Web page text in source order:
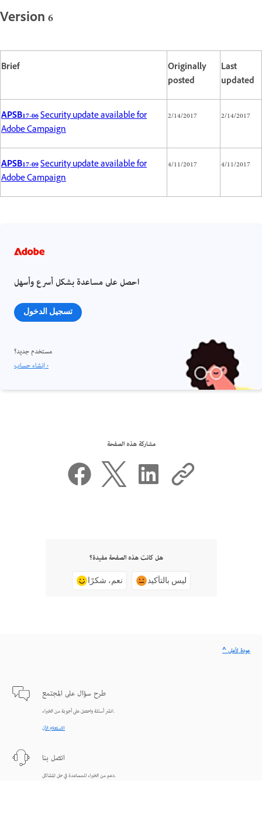
Version 6
Brief
Originally
posted
Last
updated
APSB17-06Security update available for
Adobe Campaign
2/14/2017 2/14/2017
APSB17-09Security update available for
Adobe Campaign
4/11/2017 4/11/2017
احصل على مساعدة بشكل أسرع وأسهل
تسجيل الدخول
مستخدم جديد؟
إنشاء حساب ›
مشاركة هذه الصفحة
هل كانت هذه الصفحة مفيدة؟
نعم، شكرًا ليس بالتأكيد
طرح سؤال على المجتمع
انشر أسئلة واحصل على أجوبة من الخبراء.
الاستعلام الآن
اتصل بنا
دعم من الخبراء للمساعدة في حل المشاكل.
^ عودة لأعلى